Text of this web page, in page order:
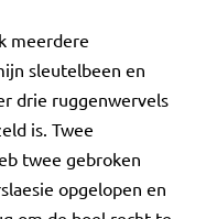
meerdere
sleutelbeen en
drie ruggenwervels
is. Twee
twee gebroken
opgelopen en